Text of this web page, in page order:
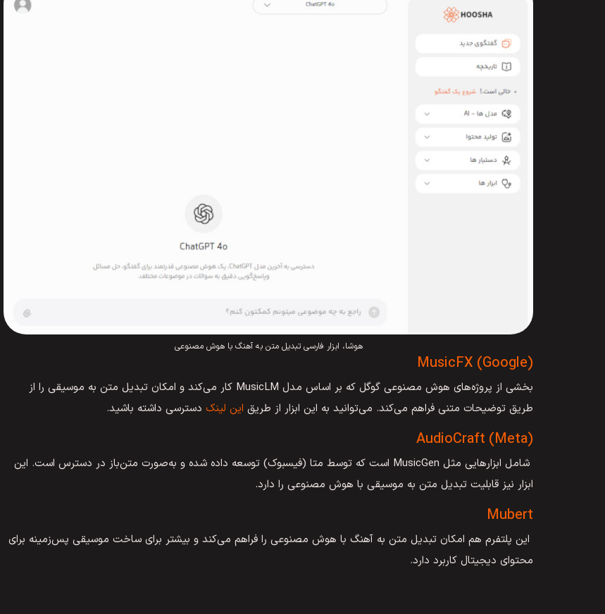
هوشا، ابزار فارسی تبدیل متن به آهنگ با هوش مصنوعی
MusicFX (Google)
بخشی از پروژه‌های هوش مصنوعی گوگل که بر اساس مدل MusicLM کار می‌کند و امکان تبدیل متن به موسیقی را از
طریق توضیحات متنی فراهم می‌کند. می‌توانید به این ابزار از طریق این لینک دسترسی داشته باشید.
AudioCraft (Meta)
شامل ابزارهایی مثل MusicGen است که توسط متا (فیسبوک) توسعه داده شده و به‌صورت متن‌باز در دسترس است. این
ابزار نیز قابلیت تبدیل متن به موسیقی با هوش مصنوعی را دارد.
Mubert
این پلتفرم هم امکان تبدیل متن به آهنگ با هوش مصنوعی را فراهم می‌کند و بیشتر برای ساخت موسیقی پس‌زمینه برای
محتوای دیجیتال کاربرد دارد.